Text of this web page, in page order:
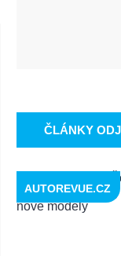
ČLÁNKY
AUTOREVUE.CZ